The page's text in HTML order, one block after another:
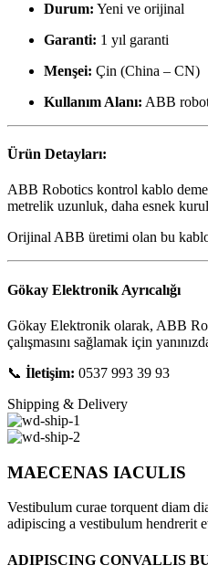
Durum: Yeni ve orijinal
Garanti: 1 yıl garanti
Menşei: Çin (China – CN)
Kullanım Alanı: ABB
Ürün Detayları:
ABB Robotics kontrol kablo
metrelik uzunluk, daha esnek
Orijinal ABB üretimi olan bu kablo
Gökay Elektronik Ayrıcalığı
Gökay Elektronik olarak, ABB
çalışmasını sağlamak için
📞 İletişim: 0537 993 39 93
Shipping & Delivery
MAECENAS IACULIS
Vestibulum curae torquent diam
adipiscing a vestibulum hendrerit
ADIPISCING CONVALLIS